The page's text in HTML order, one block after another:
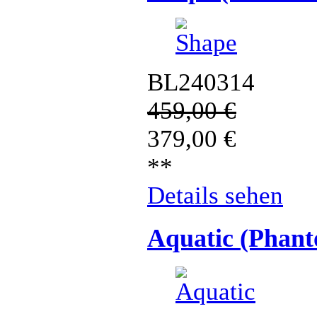
BL240314
459,00€
379,00 €
**
Details sehen
Aquatic